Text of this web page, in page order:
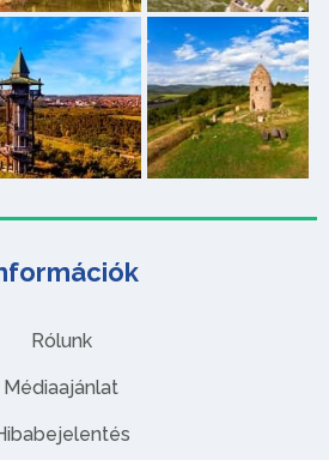
Rólunk
Médiaajánlat